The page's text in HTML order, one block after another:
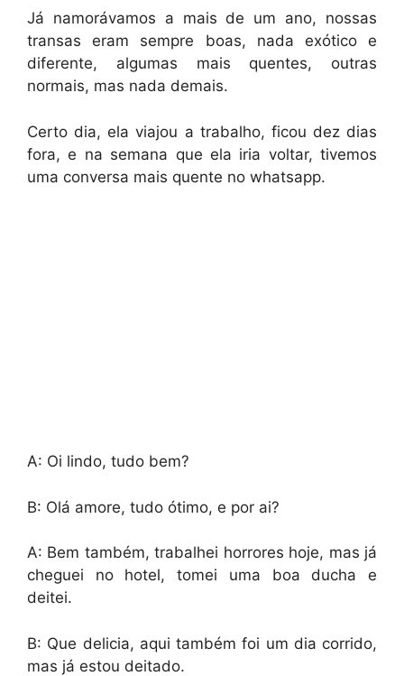
Já namorávamos a mais de um ano, nossas
transas eram sempre boas, nada exótico e
diferente, algumas mais quentes, outras
normais, mas nada demais.
Certo dia, ela viajou a trabalho, ficou dez dias
fora, e na semana que ela iria voltar, tivemos
uma conversa mais quente no whatsapp.
A: Oi lindo, tudo bem?
B: Olá amore, tudo ótimo, e por ai?
A: Bem também, trabalhei horrores hoje, mas já
cheguei no hotel, tomei uma boa ducha e
deitei.
B: Que delicia, aqui também foi um dia corrido,
mas já estou deitado.